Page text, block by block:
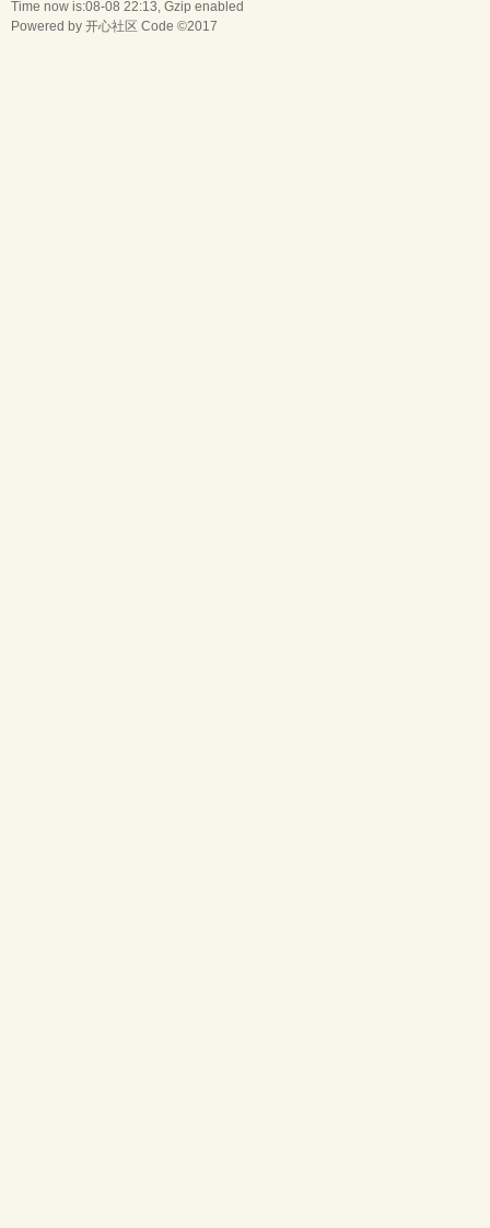
Time now is:08-08 22:13, Gzip enabled
Powered by 开心社区 Code ©2017